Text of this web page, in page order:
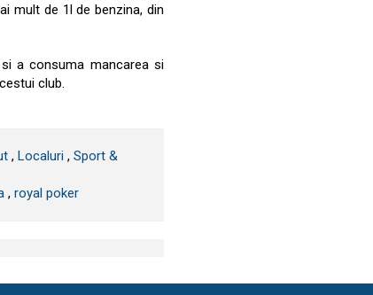
mult de 1l de benzina, din
a consuma mancarea si
club.
, Localuri , Sport &
, royal poker